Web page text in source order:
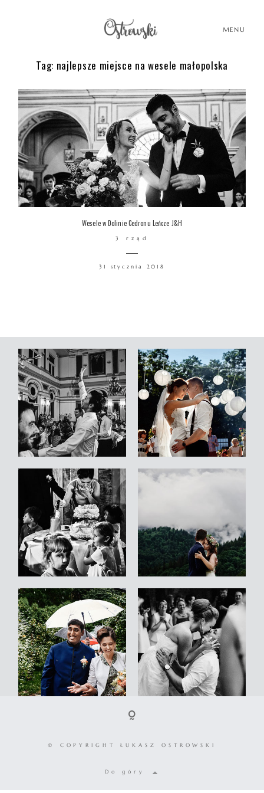
MENU
Tag: najlepsze miejsce na wesele małopolska
Wesele w Dolinie Cedronu Leńcze J&H
3 rząd
31 stycznia 2018
HISTORIE
PORTFOLIO
O MNIE
© COPYRIGHT ŁUKASZ OSTROWSKI
© COPYRIGHT ŁUKASZ OSTROWSKI
Do góry